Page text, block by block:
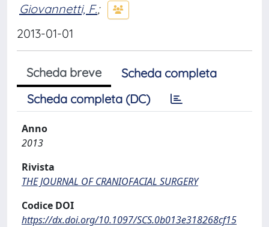
Giovannetti, F.;
2013-01-01
Scheda breve
Scheda completa
Scheda completa (DC)
Anno
2013
Rivista
THE JOURNAL OF CRANIOFACIAL SURGERY
Codice DOI
https://dx.doi.org/10.1097/SCS.0b013e318268cf15